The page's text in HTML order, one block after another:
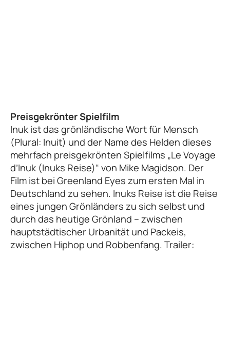
Preisgekrönter Spielfilm
Inuk ist das grönländische Wort für Mensch
(Plural: Inuit) und der Name des Helden dieses
mehrfach preisgekrönten Spielfilms „Le Voyage
d’Inuk (Inuks Reise)“ von Mike Magidson. Der
Film ist bei Greenland Eyes zum ersten Mal in
Deutschland zu sehen. Inuks Reise ist die Reise
eines jungen Grönländers zu sich selbst und
durch das heutige Grönland – zwischen
hauptstädtischer Urbanität und Packeis,
zwischen Hiphop und Robbenfang. Trailer: